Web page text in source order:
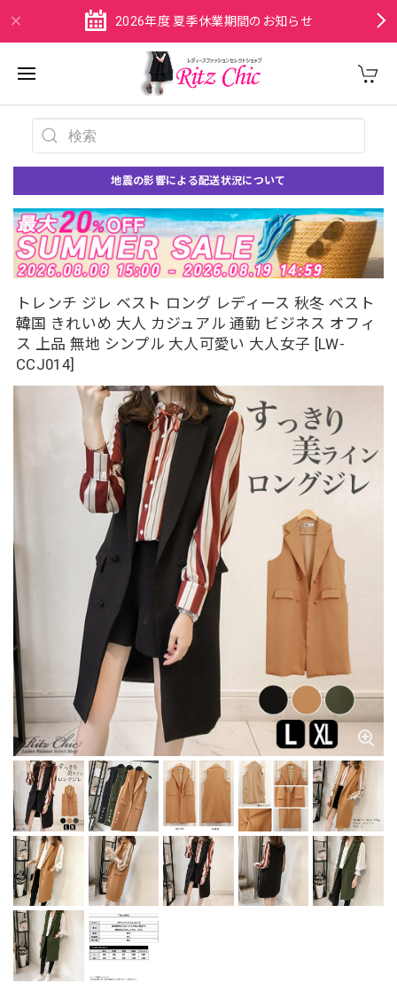
2026年度 夏季休業期間のお知らせ
地震の影響による配送状況について
トレンチ ジレ ベスト ロング レディース 秋冬 ベスト
韓国 きれいめ 大人 カジュアル 通勤 ビジネス オフィ
ス 上品 無地 シンプル 大人可愛い 大人女子 [LW-
CCJ014]